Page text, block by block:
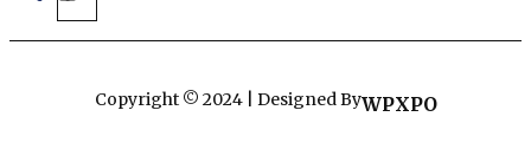
Copyright © 2024 | Designed ByWPXPO